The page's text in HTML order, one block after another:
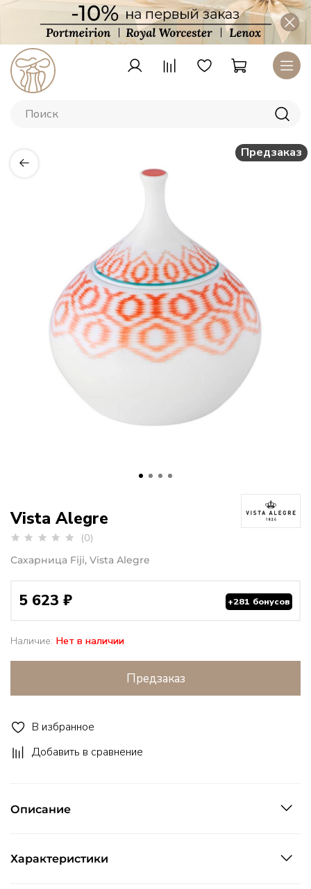
Предзаказ
(0)
Наличие: Нет в наличии
Vista Alegre
Сахарница Fiji, Vista Alegre
5 623 ₽ +281 бонусов
Предзаказ
В избранное
Добавить в сравнение
Описание
Характеристики